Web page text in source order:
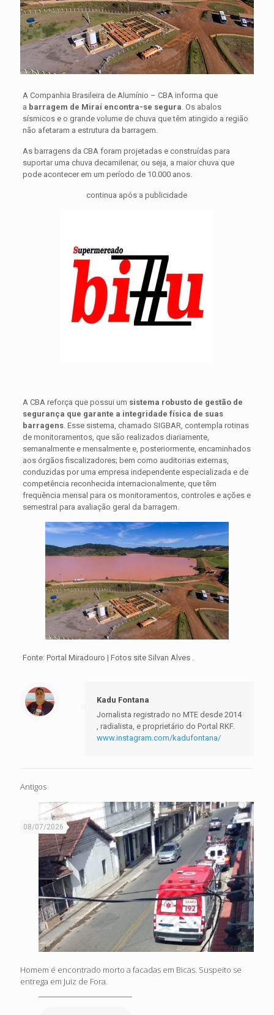
A Companhia Brasileira de Alumínio – CBA informa que
a barragem de Miraí encontra-se segura . Os abalos
sísmicos e o grande volume de chuva que têm atingido a região
não afetaram a estrutura da barragem.
As barragens da CBA foram projetadas e construídas para
suportar uma chuva decamilenar, ou seja, a maior chuva que
pode acontecer em um período de 10.000 anos.
continua após a publicidade
A CBA reforça que possui um sistema robusto de gestão de
segurança que garante a integridade física de suas
barragens. Esse sistema, chamado SIGBAR, contempla rotinas
de monitoramentos, que são realizados diariamente,
semanalmente e mensalmente e, posteriormente, encaminhados
aos órgãos fiscalizadores; bem como auditorias externas,
conduzidas por uma empresa independente especializada e de
competência reconhecida internacionalmente, que têm
frequência mensal para os monitoramentos, controles e ações e
semestral para avaliação geral da barragem.
Fonte: Portal Miradouro | Fotos site Silvan Alves .
Kadu Fontana
Jornalista registrado no MTE desde 2014
, radialista, e proprietário do Portal RKF.
www.instagram.com/kadufontana/
Antigos
08/07/2026
Homem é encontrado morto a facadas em Bicas. Suspeito se
entrega em Juiz de Fora.